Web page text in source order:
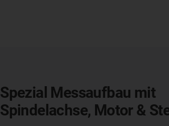
Schmierfreie Lösung in
Umgebung